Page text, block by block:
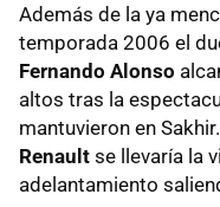
Además de la ya
temporada 2006 el
Fernando Alonso
altos tras la
mantuvieron en
Renault se llevaría la
adelantamiento